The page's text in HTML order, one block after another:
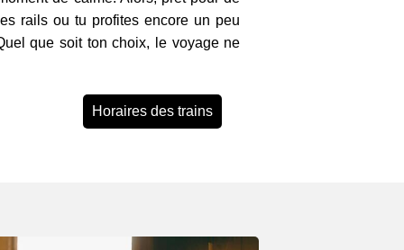
rails ou tu profites encore un peu
que soit ton choix, le voyage ne
Horaires des trains